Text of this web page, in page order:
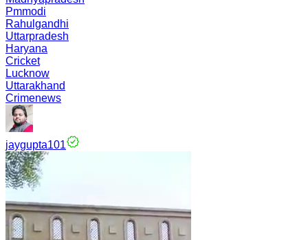
Pmmodi
Rahulgandhi
Uttarpradesh
Haryana
Cricket
Lucknow
Uttarakhand
Crimenews
jaygupta101